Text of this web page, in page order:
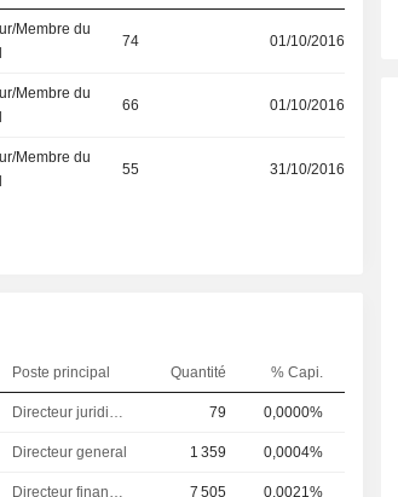
Membre du
74 01/10/2016
Membre du
66 01/10/2016
Membre du
55 31/10/2016
Poste principal Quantité % Capi.
79 0,0000%
Directeur general 1 359 0,0004%
7 505 0,0021%